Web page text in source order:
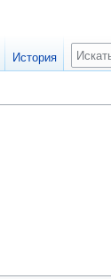
История